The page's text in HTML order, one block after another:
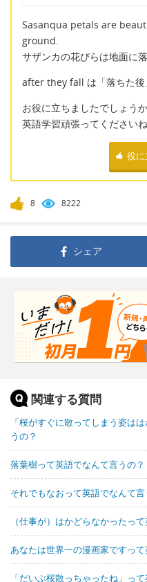
Sasanqua petals are
ground.
サザンカの花びらは地面に
after they fall は「落ちた後
お役に立ちましたでしょう
英語学習頑張ってくださいね
役に
8 8222
シェア
関連する質問
「桜がすぐに散ってしまう姿は
うの？
落葉樹って英語でなんて言うの？
それでもなおって英語でなんて言
（仕事が）はかどらなかったっ
あなたは世界一の漫画家ですっ
「だいぶ桜散っちゃったね」っ